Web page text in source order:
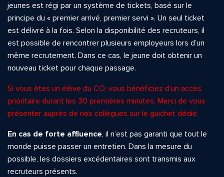
jeunes est régi par un système de tickets, basé sur le
principe du « premier arrivé, premier servi ». Un seul ticket
est délivré à la fois. Selon la disponibilité des recruteurs, il
est possible de rencontrer plusieurs employeurs lors d’un
même recrutement. Dans ce cas, le jeune doit obtenir un
nouveau ticket pour chaque passage.
Si vous êtes un élève du CO, vous bénéficiez d’un accès
prioritaire durant les 30 premières minutes. Merci de vous
présenter auprès de nos collègues sur le guichet dédié.
En cas de forte affluence, il n’est pas garanti que tout le
monde puisse passer un entretien. Dans la mesure du
possible, les dossiers excédentaires sont transmis aux
recruteurs présents.